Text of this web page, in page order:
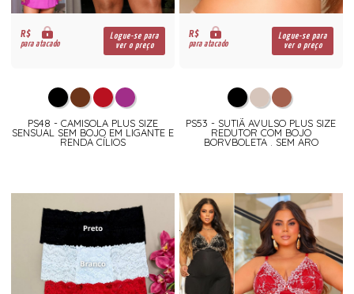
R$
para atacado
Logue-se para
ver o preço
PS48 - CAMISOLA PLUS SIZE
SENSUAL SEM BOJO EM LIGANTE E
RENDA CÍLIOS
R$
para atacado
Logue-se para
ver o preço
PS53 - SUTIÃ AVULSO PLUS SIZE
REDUTOR COM BOJO
BORVBOLETA . SEM ARO